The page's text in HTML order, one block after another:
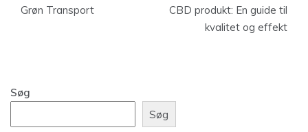
Grøn Transport
CBD produkt: En guide til
kvalitet og effekt
Søg
Søg